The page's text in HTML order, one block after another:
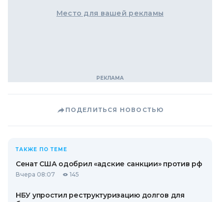
Место для вашей рекламы
ПОДЕЛИТЬСЯ НОВОСТЬЮ
ТАКЖЕ ПО ТЕМЕ
Сенат США одобрил «адские санкции» против рф
Вчера 08:07 145
НБУ упростил реструктуризацию долгов для